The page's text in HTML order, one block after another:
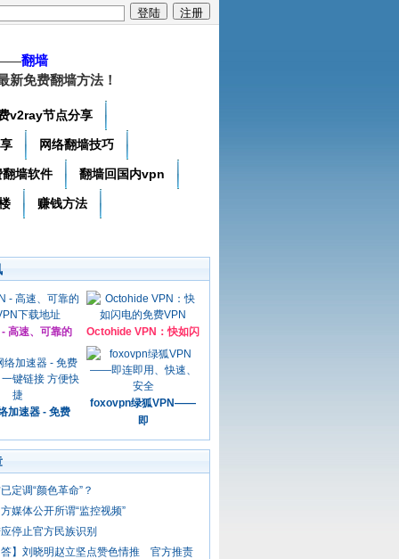
翻墙
新免费翻墙方法！
v2ray节点分享
网络翻墙技巧
翻墙软件 翻墙回国内vpn
赚钱方法
高速、可靠的 Octohide VPN：快如闪
加速器 - 免费
foxovpn绿狐VPN——
即
定调“颜色革命”？
媒体公开所谓“监控视频”
停止官方民族识别
】刘晓明赵立坚点赞色情推 官方推责